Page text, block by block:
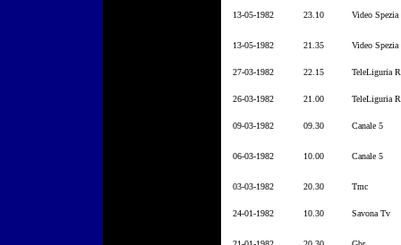
13-05-1982 23.10 Video Spezia
13-05-1982 21.35 Video Spezia
27-03-1982 22.15 TeleLiguria
26-03-1982 21.00 TeleLiguria
09-03-1982 09.30 Canale 5
06-03-1982 10.00 Canale 5
03-03-1982 20.30 Tmc
24-01-1982 10.30 Savona Tv